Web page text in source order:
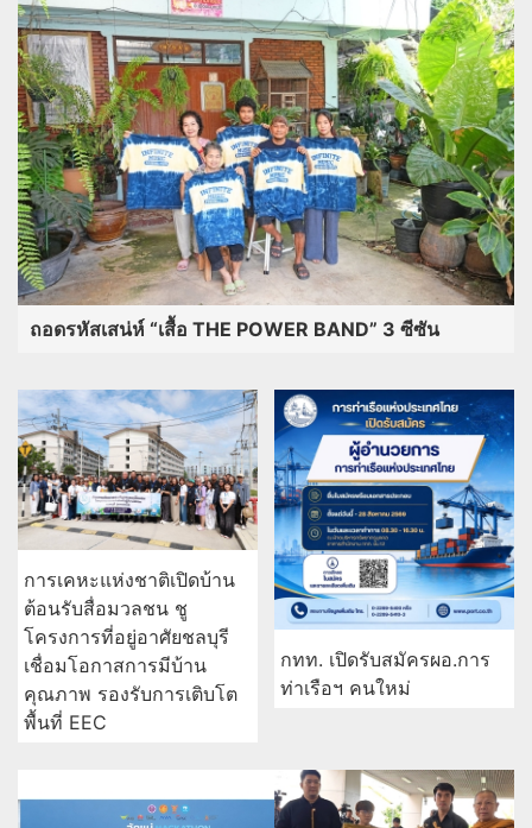
ถอดรหัสเสน่ห์ “เสื้อ THE POWER BAND” 3 ซีซัน
การเคหะแห่งชาติเปิดบ้าน
ต้อนรับสื่อมวลชน ชู
โครงการที่อยู่อาศัยชลบุรี
เชื่อมโอกาสการมีบ้าน
คุณภาพ รองรับการเติบโต
พื้นที่ EEC
กทท. เปิดรับสมัครผอ.การ
ท่าเรือฯ คนใหม่